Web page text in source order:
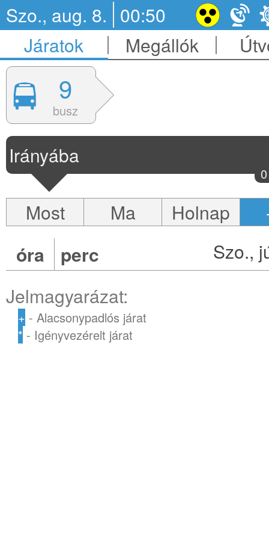
Szo., aug. 8. 00:50
Járatok
Megállók
9
busz
Irányába
Most Ma Holnap
Szo.,
óra
perc
Jelmagyarázat:
+ - Alacsonypadlós járat
* - Igényvezérelt járat